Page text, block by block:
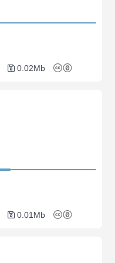
0.02Mb
0.01Mb